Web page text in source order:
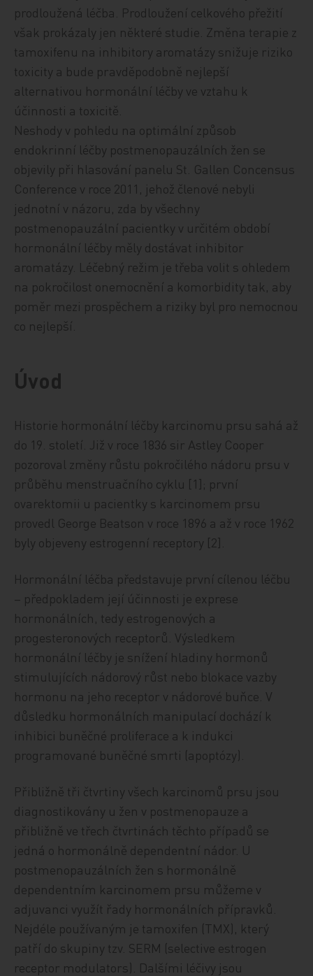
prodloužená léčba. Prodloužení celkového přežití
však prokázaly jen některé studie. Změna terapie z
tamoxifenu na inhibitory aromatázy snižuje riziko
toxicity a bude pravděpodobně nejlepší
alternativou hormonální léčby ve vztahu k
účinnosti a toxicitě.
Neshody v pohledu na optimální způsob
endokrinní léčby postmenopauzálních žen se
objevily při hlasování panelu St. Gallen Concensus
Conference v roce 2011, jehož členové nebyli
jednotní v názoru, zda by všechny
postmenopauzální pacientky v určitém období
hormonální léčby měly dostávat inhibitor
aromatázy. Léčebný režim je třeba volit s ohledem
na pokročilost onemocnění a komorbidity tak, aby
poměr mezi prospěchem a riziky byl pro nemocnou
co nejlepší.
Úvod
Historie hormonální léčby karcinomu prsu sahá až
do 19. století. Již v roce 1836 sir Astley Cooper
pozoroval změny růstu pokročilého nádoru prsu v
průběhu menstruačního cyklu [1]; první
ovarektomii u pacientky s karcinomem prsu
provedl George Beatson v roce 1896 a až v roce 1962
byly objeveny estrogenní receptory [2].
Hormonální léčba představuje první cílenou léčbu
– předpokladem její účinnosti je exprese
hormonálních, tedy estrogenových a
progesteronových receptorů. Výsledkem
hormonální léčby je snížení hladiny hormonů
stimulujících nádorový růst nebo blokace vazby
hormonu na jeho receptor v nádorové buňce. V
důsledku hormonálních manipulací dochází k
inhibici buněčné proliferace a k indukci
programované buněčné smrti (apoptózy).
Přibližně tři čtvrtiny všech karcinomů prsu jsou
diagnostikovány u žen v postmenopauze a
přibližně ve třech čtvrtinách těchto případů se
jedná o hormonálně dependentní nádor. U
postmenopauzálních žen s hormonálně
dependentním karcinomem prsu můžeme v
adjuvanci využít řady hormonálních přípravků.
Nejdéle používaným je tamoxifen (TMX), který
patří do skupiny tzv. SERM (selective estrogen
receptor modulators). Dalšími léčivy jsou